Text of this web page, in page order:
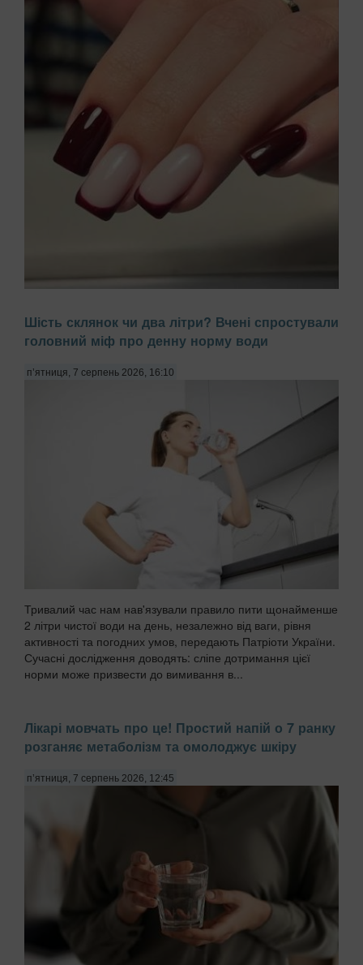
звинувачуючи в цьому брак вітамінів або погану якість
гель-лаку. Проте причиною часто є побутова хімія,
з використанням агресивних мийних за...
Шість склянок чи два літри? Вчені спростували
головний міф про денну норму води
п’ятниця, 7 серпень 2026, 16:10
Тривалий час нам нав'язували правило пити щонайменше
2 літри чистої води на день, незалежно від ваги, рівня
активності та погодних умов, передають Патріоти України.
Сучасні дослідження доводять: сліпе дотримання цієї
норми може призвести до вимивання в...
Лікарі мовчать про це! Простий напій о 7 ранку
розганяє метаболізм та омолоджує шкіру
п’ятниця, 7 серпень 2026, 12:45